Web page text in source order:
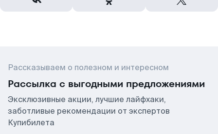
Рассказываем о полезном и интересном
Рассылка с выгодными предложениями
Эксклюзивные акции, лучшие лайфхаки,
заботливые рекомендации от экспертов
Купибилета